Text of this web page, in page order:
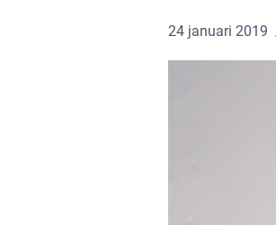
24 januari 2019